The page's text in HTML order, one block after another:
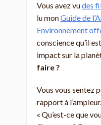
Vous avez vudes
lu monGuide de
Environnement
conscience qu’il
impact sur la
faire ?
Vous vous sentez
rapport à
« Qu’est-ce que